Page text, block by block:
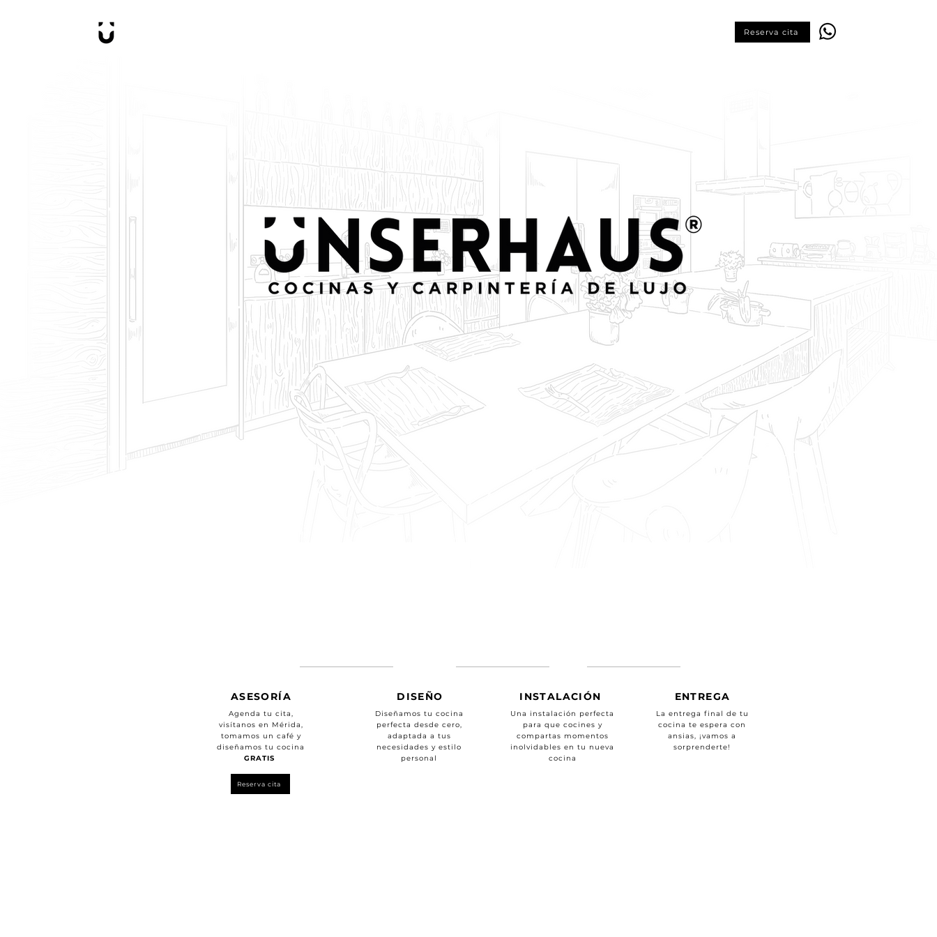
Reserva cita
ASESORÍA
Agenda tu cita,
visítanos en Mérida,
tomamos un café y
diseñamos tu cocina
GRATIS
DISEÑO
Diseñamos tu cocina
perfecta desde cero,
adaptada a tus
necesidades y estilo
personal
INSTALACIÓN ENTREGA
Reserva cita
La entrega final de tu
cocina te espera con
ansias, ¡vamos a
sorprenderte!
Una instalación perfecta
para que cocines y
compartas momentos
inolvidables en tu nueva
cocina